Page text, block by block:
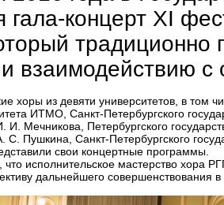
гала-концерт XI
и взаимодействию
хоры из девяти университетов, в том
ИТМО, Санкт-Петербургского
И. Мечникова, Петербургского
С. Пушкина, Санкт-Петербургского
свои концертные программы.
исполнительское мастерство хора
дальнейшего совершенствования